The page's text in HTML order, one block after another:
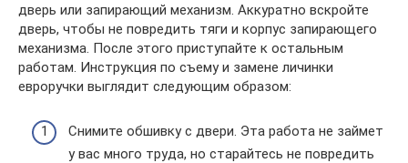
дверь или запирающий механизм. Аккуратно вскройте
дверь, чтобы не повредить тяги и корпус запирающего
механизма. После этого приступайте к остальным
работам. Инструкция по съему и замене личинки
евроручки выглядит следующим образом:
Снимите обшивку с двери. Эта работа не займет
у вас много труда, но старайтесь не повредить